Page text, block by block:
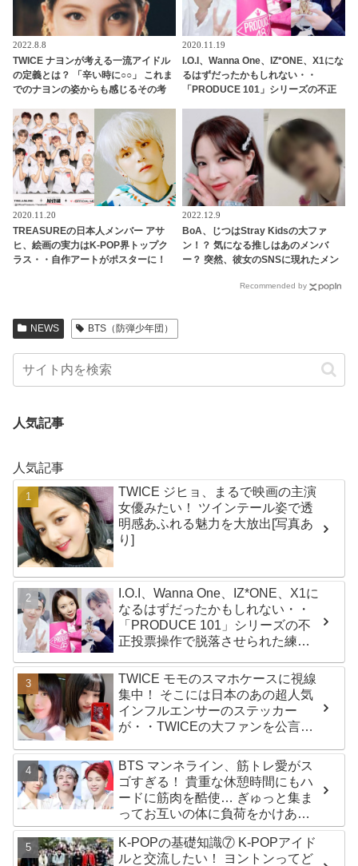
2022.8.8
TWICE ナヨンが考える一流アイドル
の定義とは？ 「辛い時に○○」 これま
でのナヨンの姿からも感じるその考
2020.11.19
I.O.I、Wanna One、IZ*ONE、X1にな
るはずだったかもしれない・・
「PRODUCE 101」シリーズの不正
人の氏名が公表
2020.11.20
TREASUREの日本人メンバー アサ
ヒ、絵画の実力はK-POP界トップク
ラス・・自作アートがポスターに！
2022.12.9
BoA、じつはStray Kidsの大ファ
ン！？ 気になる推しはあのメンバ
ー？ 突然、彼女のSNSに現れたメン
Recommended by
NEWS BTS（防弾少年団）
人気記事
人気記事
TWICE ジヒョ、まるで映画の主演
女優みたい！ ツインテール姿で透
明感あふれる魅力を大放出[写真あ
り]
I.O.I、Wanna One、IZ*ONE、X1に
なるはずだったかもしれない・・
「PRODUCE 101」シリーズの不
正投票操作で脱落させられた練習
TWICE モモのスマホケースに視線
集中！ そこには日本のあの超人気
インフルエンサーのステッカー
が・・TWICEの大ファンを公言す
「成功したファン」だと話題沸騰
BTS マンネライン、筋トレ愛がス
ゴすぎる！ 貴重な休憩時間にもハ
ードに筋肉を酷使… ぎゅっと集ま
ってお互いの体に負荷をかけあう
３人のトレーニング風景がかわい
すぎるとファンくぎづけ
K-POPの基礎知識⑦ K-POPアイド
ルと交流したい！ ヨントンってど